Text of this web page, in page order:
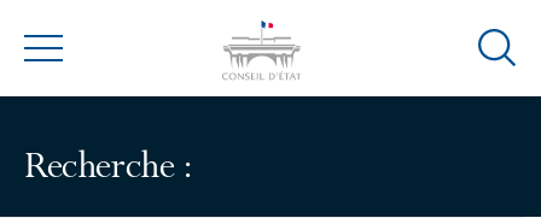
Menu
Ouvrir
Recherche :